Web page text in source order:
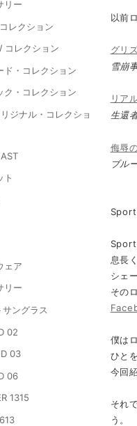
リー
レクション
コレクション
ド・コレクション
ク・コレクション
ジナル・コレクショ
ト
ェア
リー
ングラス
02
03
06
1315
以前
グリ
雪崩
リア
生還
侮辱
ブル
息長
シェ
その
僕は
ひと
今回
それ
う。